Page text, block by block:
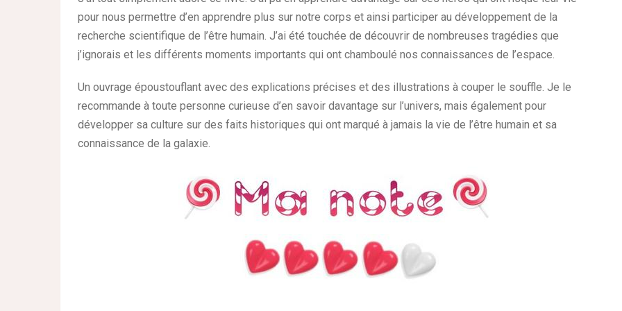
pour nous permettre d’en apprendre plus sur notre corps et ainsi participer au développement de la
recherche scientifique de l’être humain. J’ai été touchée de découvrir de nombreuses tragédies que
j’ignorais et les différents moments importants qui ont chamboulé nos connaissances de l’espace.
Un ouvrage époustouflant avec des explications précises et des illustrations à couper le souffle. Je le
recommande à toute personne curieuse d’en savoir davantage sur l’univers, mais également pour
développer sa culture sur des faits historiques qui ont marqué à jamais la vie de l’être humain et sa
connaissance de la galaxie.